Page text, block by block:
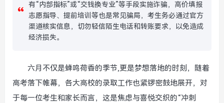
有“内部指标”或“交钱换专业”等手段实施诈骗，高价填报
志愿指导、提前培训等也是常见骗局，考生务必通过官方
渠道核实信息，切勿轻信陌生电话和转账要求，以免造成
经济损失。
六月不仅是蝉鸣荷香的季节,更是梦想落地的时刻，随着
高考落下帷幕，各大高校的录取工作也紧锣密鼓地展开，对
于每一位考生和家长而言，这是焦虑与喜悦交织的“冲刺